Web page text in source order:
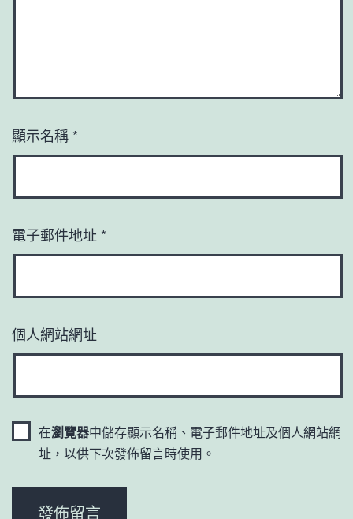
顯示名稱 *
電子郵件地址 *
個人網站網址
在瀏覽器中儲存顯示名稱、電子郵件地址及個人網站網
址，以供下次發佈留言時使用。